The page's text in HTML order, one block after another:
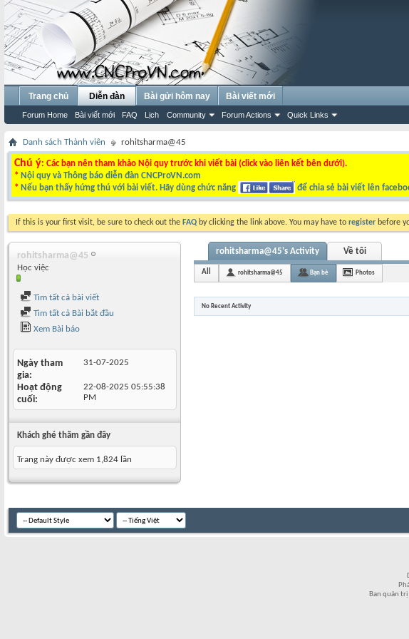
Trang chủ Diễn đàn
Forum Home Bài viết mới FAQ Lịch Community Forum Actions Quick Links
Bài gửi hôm nay Bài viết mới
Danh sách Thành viên rohitsharma@45
Chú ý: Các bạn nên tham khảo Nội quy trước khi viết bài (click vào liên kết bên dưới).
* Nội quy và Thông báo diễn đàn CNCProVN.com
* Nếu bạn thấy hứng thú với bài viết. Hãy dùng chức năng để chia sẻ bài viết lên
If this is your first visit, be sure to check out the FAQ by clicking the link above. You may have to register before
rohitsharma@45
Học việc
Tìm tất cả bài viết
Tìm tất cả Bài bắt đầu
Xem Bài báo
Ngày tham
gia
31-07-2025
Hoạt động
cuối
22-08-2025 05:55:38
PM
Khách ghé thăm gần đây
Trang này được xem 1,824 lần
rohitsharma@45's Activity Về tôi
All rohitsharma@45 Bạn bè Photos
No Recent Activity
Ban quản